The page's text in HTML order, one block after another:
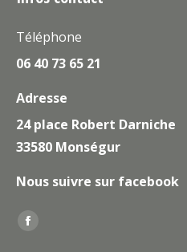
Téléphone
06 40 73 65 21
Adresse
24 place Robert Darniche
33580 Monségur
Nous suivre sur facebook
Trouvez nous sur :
La